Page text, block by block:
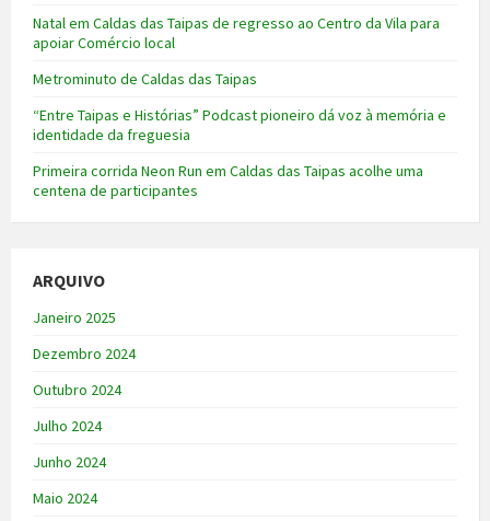
Natal em Caldas das Taipas de regresso ao Centro da Vila para
apoiar Comércio local
Metrominuto de Caldas das Taipas
“Entre Taipas e Histórias” Podcast pioneiro dá voz à memória e
identidade da freguesia
Primeira corrida Neon Run em Caldas das Taipas acolhe uma
centena de participantes
ARQUIVO
Janeiro 2025
Dezembro 2024
Outubro 2024
Julho 2024
Junho 2024
Maio 2024